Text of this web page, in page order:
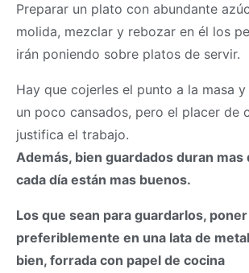
Preparar un plato con abundante
molida, mezclar y rebozar en él los
irán poniendo sobre platos de servir.
Hay que cojerles el punto a la masa y
un poco cansados, pero el placer de
justifica el trabajo.
Además, bien guardados duran mas
cada día están mas buenos.
Los que sean para guardarlos, poner
preferiblemente en una lata de
bien, forrada con papel de cocina